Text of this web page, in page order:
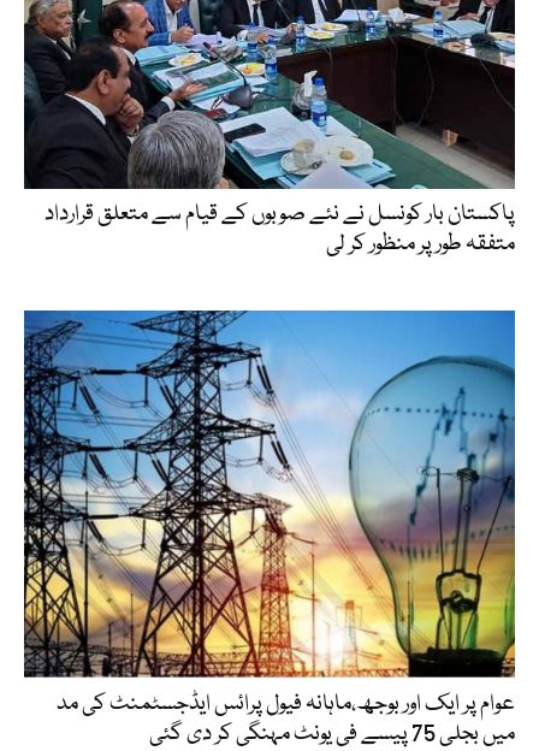
پاکستان بار کونسل نے نئے صوبوں کے قیام سے متعلق قرارداد
متفقہ طور پر منظور کر لی
عوام پر ایک اور بوجھ،ماہانہ فیول پرائس ایڈجسٹمنٹ کی مد
میں بجلی 75 پیسے فی یونٹ مہنگی کر دی گئی